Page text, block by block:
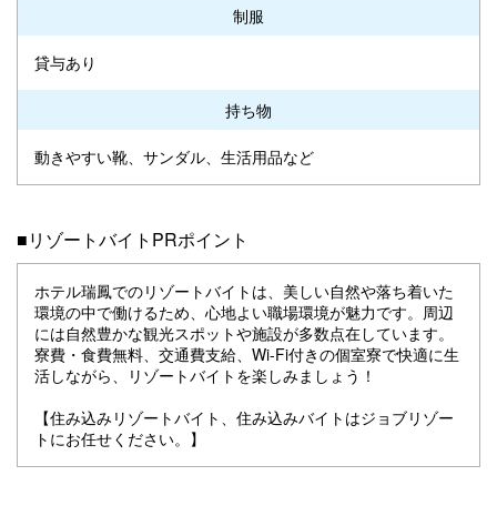
制服
貸与あり
持ち物
動きやすい靴、サンダル、生活用品など
■リゾートバイトPRポイント
ホテル瑞鳳でのリゾートバイトは、美しい自然や落ち着いた
環境の中で働けるため、心地よい職場環境が魅力です。周辺
には自然豊かな観光スポットや施設が多数点在しています。
寮費・食費無料、交通費支給、Wi-Fi付きの個室寮で快適に生
活しながら、リゾートバイトを楽しみましょう！
【住み込みリゾートバイト、住み込みバイトはジョブリゾー
トにお任せください。】